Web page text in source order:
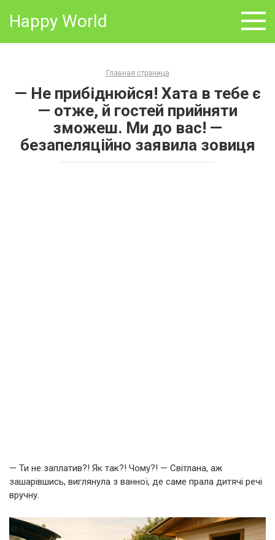
Happy World
Главная страница
— Не прибіднюйся! Хата в тебе є
— отже, й гостей прийняти
зможеш. Ми до вас! —
безапеляційно заявила зовиця
— Ти не заплатив?! Як так?! Чому?! — Світлана, аж
зашарівшись, виглянула з ванної, де саме прала дитячі речі
вручну.